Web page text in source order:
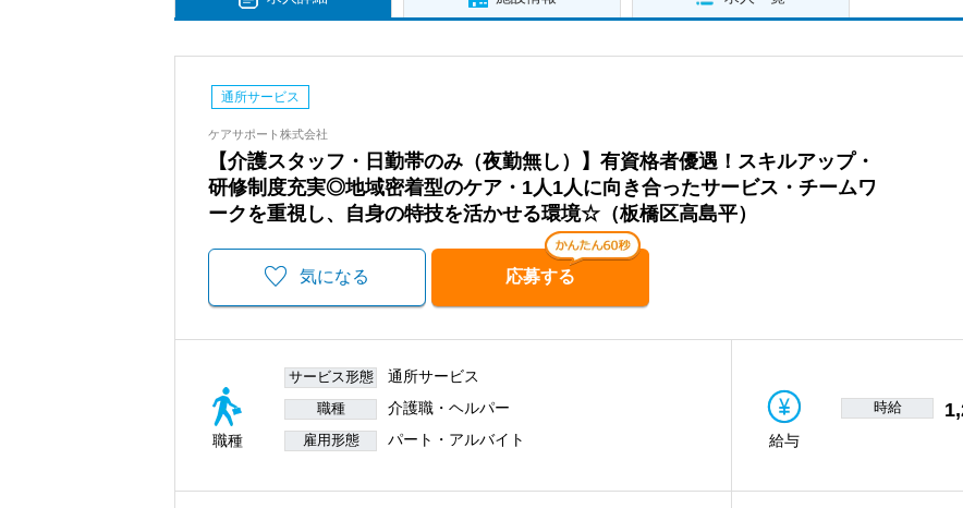
通所サービス
ケアサポート株式会社
【介護スタッフ・日勤帯のみ（夜勤無し）】有資格者優遇！スキルアップ・
研修制度充実◎地域密着型のケア・1人1人に向き合ったサービス・チームワ
ークを重視し、自身の特技を活かせる環境☆（板橋区高島平）
気になる 応募する
職種
サービス形態 通所サービス
職種 介護職・ヘルパー
雇用形態 パート・アルバイト 給与
時給